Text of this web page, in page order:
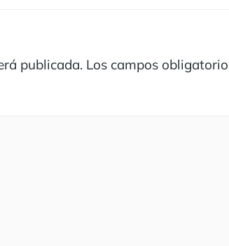
publicada. Los campos